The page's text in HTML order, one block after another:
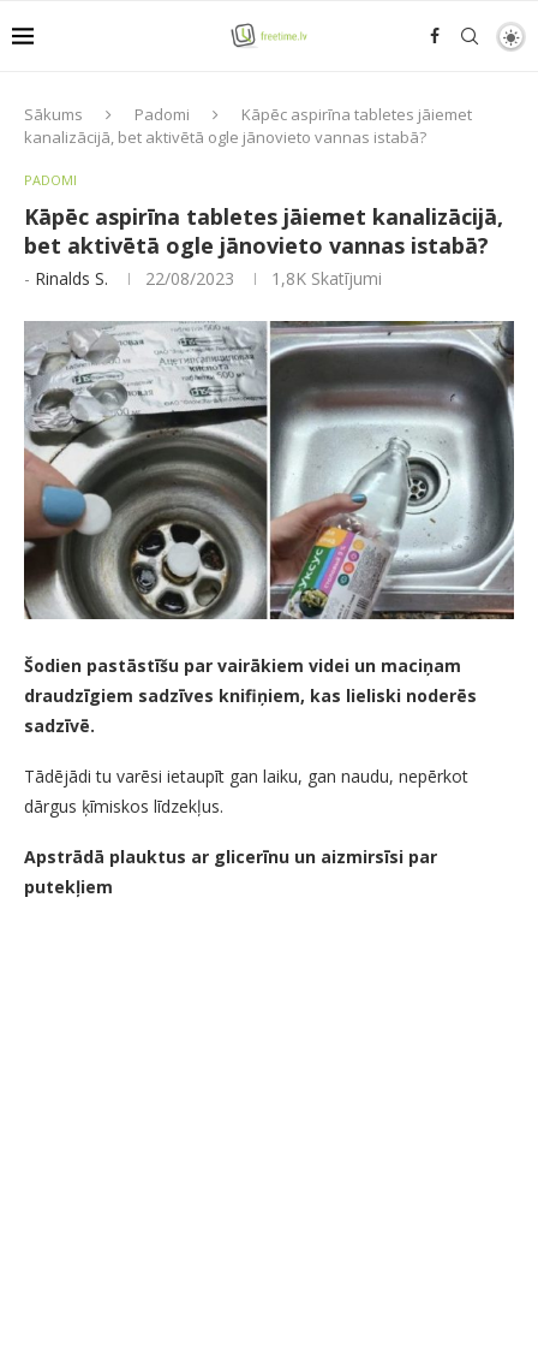
Sākums Padomi
Kāpēc aspirīna tabletes jāiemet
kanalizācijā, bet aktivētā ogle jānovieto vannas istabā?
PADOMI
Kāpēc aspirīna tabletes jāiemet kanalizācijā,
bet aktivētā ogle jānovieto vannas istabā?
- Rinalds S. 22/08/2023 1,8K Skatījumi
Šodien pastāstīšu par vairākiem videi un maciņam
draudzīgiem sadzīves knifiņiem, kas lieliski noderēs
sadzīvē.
Tādējādi tu varēsi ietaupīt gan laiku, gan naudu, nepērkot
dārgus ķīmiskos līdzekļus.
Apstrādā plauktus ar glicerīnu un aizmirsīsi par
putekļiem